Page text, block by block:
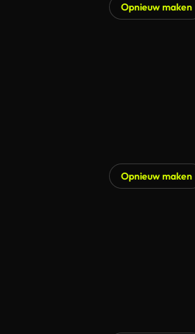
Opnieuw maken
Opnieuw maken